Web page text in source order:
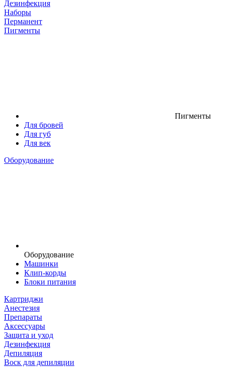
Дезинфекция
Наборы
Перманент
Пигменты
Пигменты
Для бровей
Для губ
Для век
Оборудование
Оборудование
Машинки
Клип-корды
Блоки питания
Картриджи
Анестезия
Препараты
Аксессуары
Защита и уход
Дезинфекция
Депиляция
Воск для депиляции